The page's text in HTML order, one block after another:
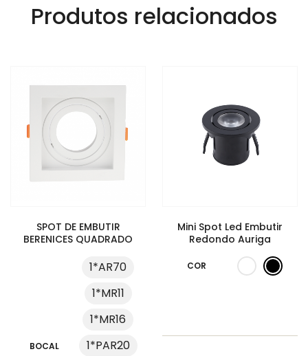
Produtos relacionados
SPOT DE EMBUTIR
BERENICES QUADRADO
BOCAL
1*AR70
1*MR11
1*MR16
1*PAR20
Mini Spot Led Embutir
Redondo Auriga
COR